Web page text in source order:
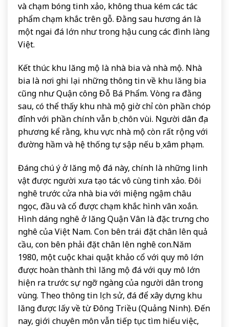
và chạm bóng tinh xảo, không thua kém các tác
phẩm chạm khắc trên gỗ. Đằng sau hương án là
một ngai đá lớn như trong hậu cung các đình làng
Việt.
Kết thúc khu lăng mộ là nhà bia và nhà mộ. Nhà
bia là nơi ghi lại những thông tin về khu lăng bia
cũng như Quận công Đỗ Bá Phẩm. Vòng ra đằng
sau, có thể thấy khu nhà mộ giờ chỉ còn phần chóp
đỉnh với phần chính vẫn bị chôn vùi. Người dân địa
phương kể rằng, khu vực nhà mộ còn rất rộng với
đường hầm và hệ thống tự sập nếu bị xâm phạm.
Đáng chú ý ở lăng mộ đá này, chính là những linh
vật được người xưa tạo tác vô cùng tinh xảo. Đôi
nghê trước cửa nhà bia với miệng ngậm châu
ngọc, đầu và cổ được chạm khắc hình vân xoắn.
Hình dáng nghê ở lăng Quận Vân là đặc trưng cho
nghê của Việt Nam. Con bên trái đặt chân lên quả
cầu, con bên phải đặt chân lên nghê con.Năm
1980, một cuộc khai quật khảo cổ với quy mô lớn
được hoàn thành thì lăng mộ đá với quy mô lớn
hiện ra trước sự ngỡ ngàng của người dân trong
vùng. Theo thông tin lịch sử, đá để xây dựng khu
lăng được lấy về từ Đông Triều (Quảng Ninh). Đến
nay, giới chuyên môn vẫn tiếp tục tìm hiểu việc,